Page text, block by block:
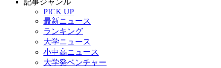
記事ジャンル
PICK UP
最新ニュース
ランキング
大学ニュース
小中高ニュース
大学発ベンチャー